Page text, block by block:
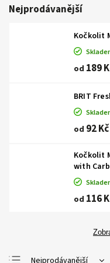
Nejprodávanější
Kočkolit
od 189
BRIT
od 92 Kč
Kočkolit
with
od 116
Nejprodávanější